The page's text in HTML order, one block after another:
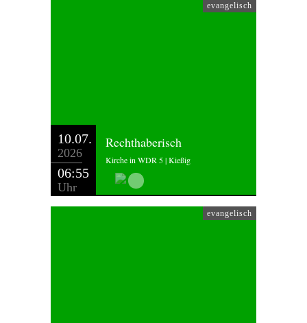
evangelisch
10.07.
2026
06:55
Uhr
Rechthaberisch
Kirche in WDR 5 | Kießig
evangelisch